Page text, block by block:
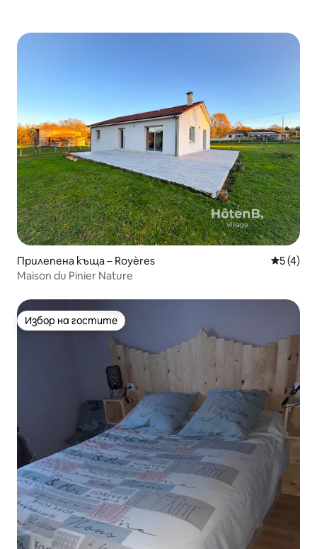
Прилепена къща – Royères Средна
5 (4)
Maison du Pinier Nature
Избор на гостите
Избор на гостите